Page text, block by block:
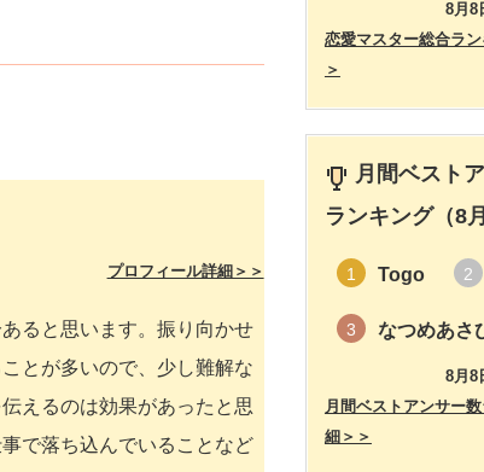
プロフィール詳細＞＞
ると思います。振り向かせ
とが多いので、少し難解な
えるのは効果があったと思
で落ち込んでいることなど
8月8
恋愛マスター総合ラ
＞
月間ベスト
ランキング（8月
1 Togo 2
3 なつめあさ
8月8
月間ベストアンサー
細＞＞